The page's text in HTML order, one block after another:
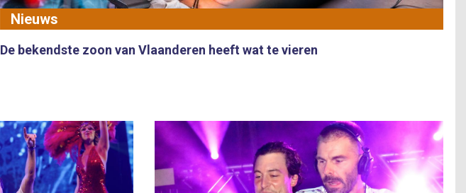
Nieuws
De bekendste zoon van Vlaanderen heeft wat te vieren